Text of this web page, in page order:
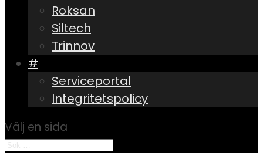
Roksan
Siltech
Trinnov
#
Serviceportal
Integritetspolicy
Välj en sida